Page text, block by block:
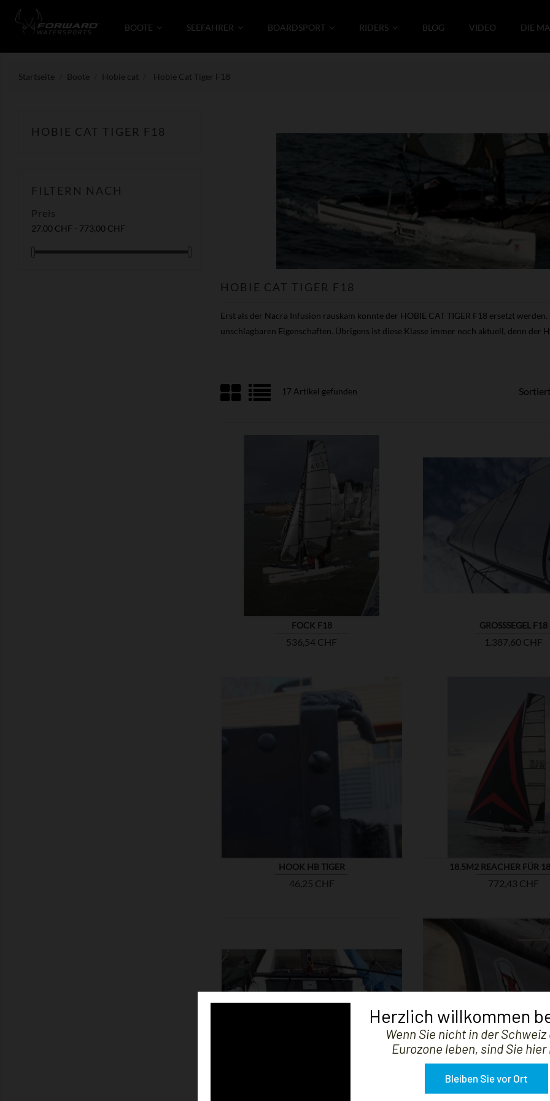
BOOTE SEEFAHRER BOARDSPORT RIDERS BLOG VIDEO DIE
Startseite Boote Hobie cat Hobie Cat Tiger F18
HOBIE CAT TIGER F18
FILTERN NACH
Preis
27,00 CHF - 773,00 CHF
HOBIE CAT TIGER F18
Erst als der Nacra Infusion rauskam konnte der HOBIE CAT TIGER F18 ersetzt
unschlagbaren Eigenschaften. Übrigens ist diese Klasse immer noch aktuell, denn der
17 Artikel gefunden
FOCK F18
Preis
536,54 CHF

GROSSSEGEL F18
Preis
1.387,60 CHF
HOOK HB TIGER
Preis
46,25 CHF
18.5M2 REACHER FÜR 18
Preis
772,43 CHF

ZEIGEN 
Herzlich willkommen
Wenn Sie nicht in der Schweiz
Eurozone leben, sind Sie
Bleiben Sie vor Ort